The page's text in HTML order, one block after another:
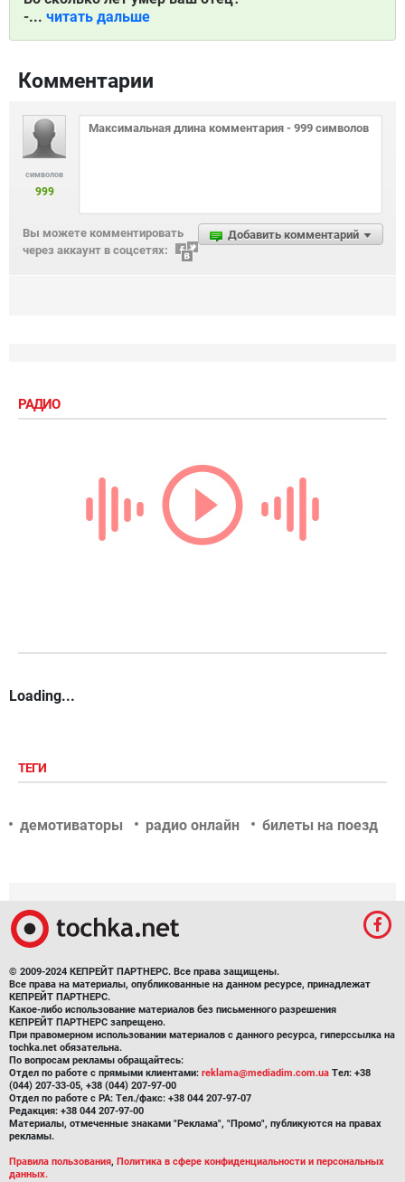
-... читать дальше
Комментарии
символов
999
Добавить комментарий
Вы можете комментировать
через аккаунт в соцсетях:
РАДИО
Loading...
ТЕГИ
демотиваторы радио онлайн билеты на поезд
© 2009-2024 КЕПРЕЙТ ПАРТНЕРС. Все права защищены.
Все права на материалы, опубликованные на данном ресурсе, принадлежат
КЕПРЕЙТ ПАРТНЕРС.
Какое-либо использование материалов без письменного разрешения
КЕПРЕЙТ ПАРТНЕРС запрещено.
При правомерном использовании материалов с данного ресурса, гиперссылка на
tochka.net обязательна.
По вопросам рекламы обращайтесь:
Отдел по работе с прямыми клиентами: reklama@mediadim.com.ua Тел: +38
(044) 207-33-05, +38 (044) 207-97-00
Отдел по работе с РА: Тел./факс: +38 044 207-97-07
Редакция: +38 044 207-97-00
Материалы, отмеченные знаками "Реклама", "Промо", публикуются на правах
рекламы.
Правила пользования, Политика в сфере конфиденциальности и персональных
данных.